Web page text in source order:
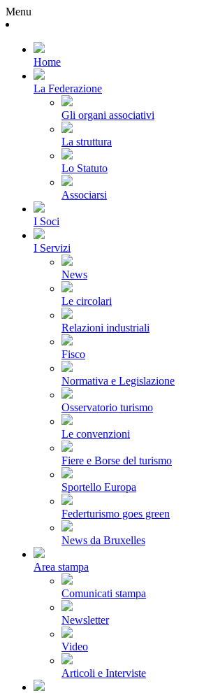
Menu
Home
La Federazione
Gli organi associativi
La struttura
Lo Statuto
Associarsi
I Soci
I Servizi
News
Le circolari
Relazioni industriali
Fisco
Normativa e Legislazione
Osservatorio turismo
Le convenzioni
Fiere e Borse del turismo
Sportello Europa
Federturismo goes green
News da Bruxelles
Area stampa
Comunicati stampa
Newsletter
Video
Articoli e Interviste